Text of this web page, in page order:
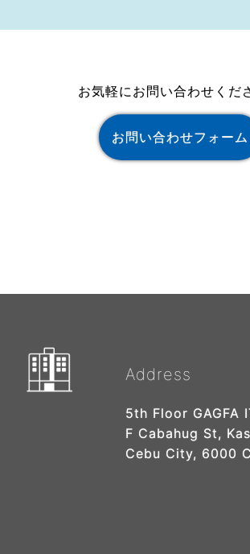
お気軽にお問い合わせくだ
お問い合わせフォーム
Address
5th Floor GAGFA
F Cabahug St,
Cebu City, 6000